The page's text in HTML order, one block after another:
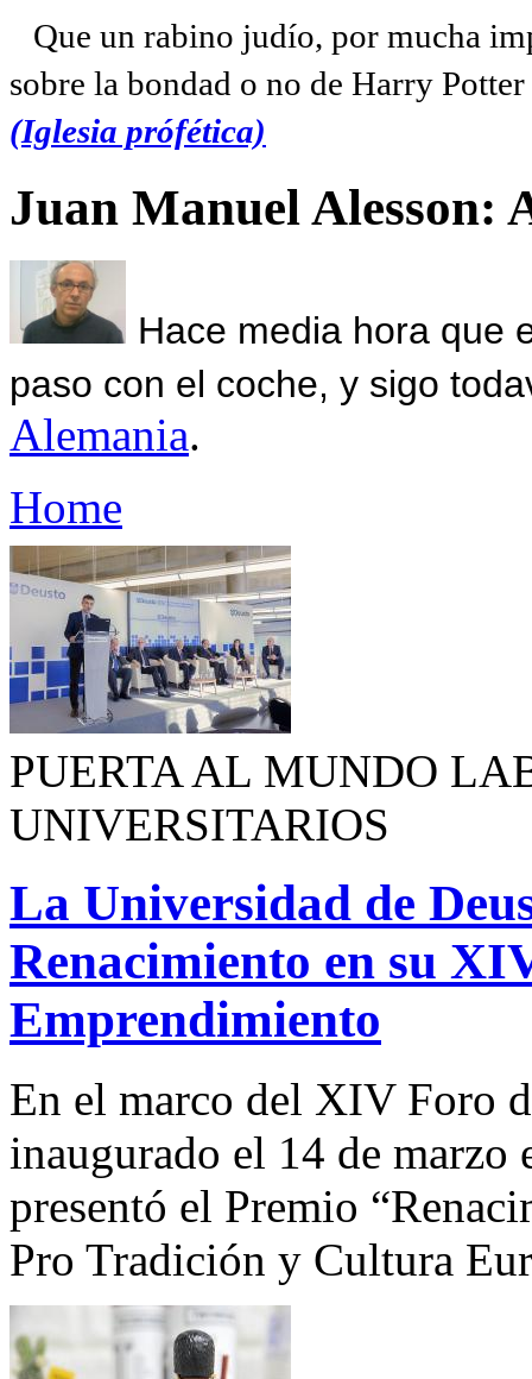
Que un rabino judío, por mucha
sobre la bondad o no de Harry
(Iglesia prófética)
Juan Manuel Alesson:
Hace media hora que
paso con el coche, y sigo
Alemania.
Home
PUERTA AL MUNDO
UNIVERSITARIOS
La Universidad de
Renacimiento en su
Emprendimiento
En el marco del XIV Foro
inaugurado el 14 de marzo
presentó el Premio
Pro Tradición y Cultura